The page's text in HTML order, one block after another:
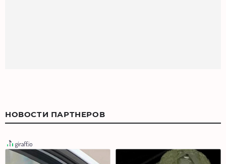
НОВОСТИ ПАРТНЕРОВ